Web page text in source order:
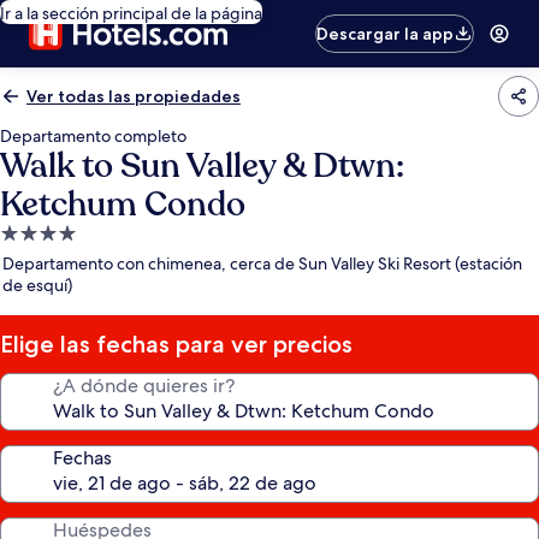
Ir a la sección principal de la página
Descargar la app
Ver todas las propiedades
Departamento completo
Walk to Sun Valley & Dtwn:
Ketchum Condo
Propiedad
de
4.0
estrellas
Departamento con chimenea, cerca de Sun Valley Ski Resort (estación
de esquí)
Elige las fechas para ver precios
¿A dónde quieres ir?
Fechas
Huéspedes